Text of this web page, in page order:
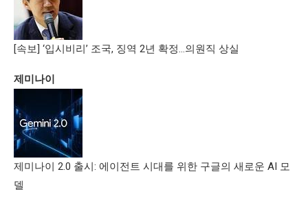
[속보] ‘입시비리’ 조국, 징역 2년 확정…의원직 상실
제미나이
제미나이 2.0 출시: 에이전트 시대를 위한 구글의 새로운 AI 모
델